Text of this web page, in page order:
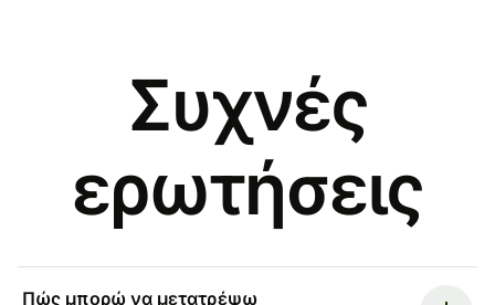
Συχνές
ερωτήσεις
Πώς μπορώ να μετατρέψω